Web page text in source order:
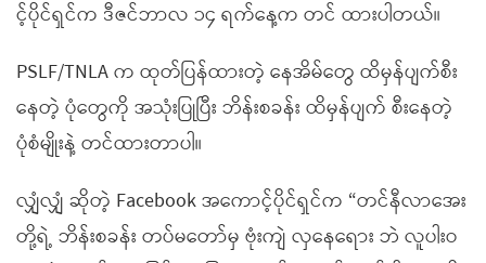
င့်ပိုင်ရှင်က ဒီဇင်ဘာလ ၁၄ ရက်နေ့က တင် ထားပါတယ်။
PSLF/TNLA က ထုတ်ပြန်ထားတဲ့ နေအိမ်တွေ ထိမှန်ပျက်စီး
နေတဲ့ ပုံတွေကို အသုံးပြုပြီး ဘိန်းစခန်း ထိမှန်ပျက် စီးနေတဲ့
ပုံစံမျိုးနဲ့ တင်ထားတာပါ။
လျှံလျှံ ဆိုတဲ့ Facebook အကောင့်ပိုင်ရှင်က “တင်နီလာအေး
တို့ရဲ့ ဘိန်းစခန်း တပ်မတော်မှ ဗုံးကျဲ လှနေရေား ဘဲ လူပါးဝ